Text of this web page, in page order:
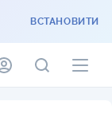
ВСТАНОВИТИ